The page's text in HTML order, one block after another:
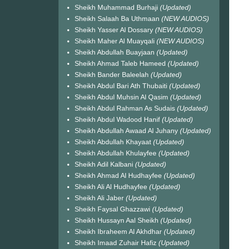
Sheikh Muhammad Burhaji (Updated)
Sheikh Salaah Ba Uthmaan (NEW AUDIOS)
Sheikh Yasser Al Dossary (NEW AUDIOS)
Sheikh Maher Al Muayqali (NEW AUDIOS)
Sheikh Abdullah Buayjaan (Updated)
Sheikh Ahmad Taleb Hameed (Updated)
Sheikh Bander Baleelah (Updated)
Sheikh Abdul Bari Ath Thubaiti (Updated)
Sheikh Abdul Muhsin Al Qasim (Updated)
Sheikh Abdul Rahman As Sudais (Updated)
Sheikh Abdul Wadood Hanif (Updated)
Sheikh Abdullah Awaad Al Juhany (Updated)
Sheikh Abdullah Khayaat (Updated)
Sheikh Abdullah Khulayfee (Updated)
Sheikh Adil Kalbani (Updated)
Sheikh Ahmad Al Hudhayfee (Updated)
Sheikh Ali Al Hudhayfee (Updated)
Sheikh Ali Jaber (Updated)
Sheikh Faysal Ghazzawi (Updated)
Sheikh Hussayn Aal Sheikh (Updated)
Sheikh Ibraheem Al Akhdhar (Updated)
Sheikh Imaad Zuhair Hafiz (Updated)